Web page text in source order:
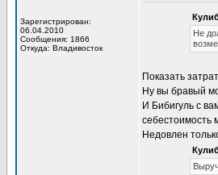
Зарегистрирован:
06.04.2010
Сообщения: 1866
Откуда: Владивосток
Не
Показать
Ну вы бравый
И Бибигуль с
себестоимость
Недовлен